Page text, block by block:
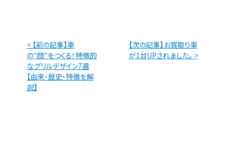
< 【前の記事】車
の“顔”をつくる！特徴的
なグリルデザイン7選
【由来・歴史・特徴を解
説】
【次の記事】お買取り車
が1台UPされました。 >